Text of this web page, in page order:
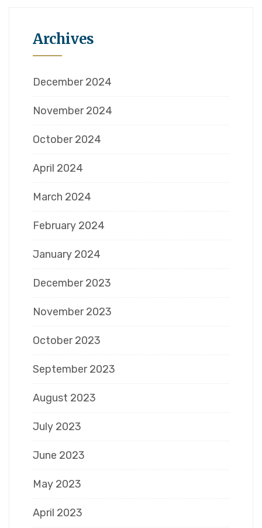
Archives
December 2024
November 2024
October 2024
April 2024
March 2024
February 2024
January 2024
December 2023
November 2023
October 2023
September 2023
August 2023
July 2023
June 2023
May 2023
April 2023